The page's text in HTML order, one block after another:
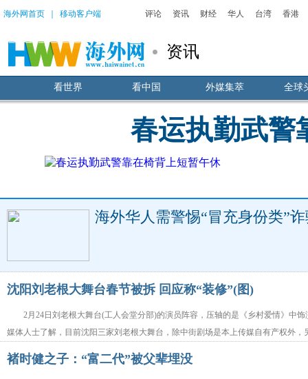
海外网首页 移动客户端 评论 资讯 财经 华人 台湾 香港
资讯
看世界 看中国 外媒集萃 全球
春运执勤武警
海外华人需警惕“冒充身份类”
沈阳刘老根大舞台春节被拆 回应称“装修”(图)
2月24日刘老根大舞台(工人会堂分部)的演员阵容，压轴的是《乡村爱情》中
媒体人士了解，目前沈阳三家刘老根大舞台，除中街剧场是本上传媒自有产权外，
褚时健之子：“富二代”被父辈埋没